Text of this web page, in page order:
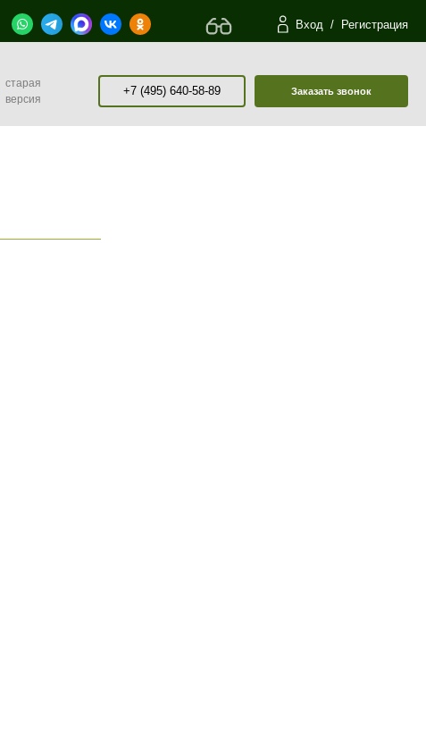
Вход / Регистрация
старая
версия
+7 (495) 640-58-89 Заказать звонок